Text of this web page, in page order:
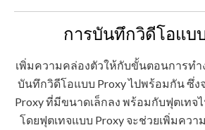
การบันทึกวิดีโอแบ
เพิ่มความคล่องตัวให้กับขั้นตอนการท
บันทึกวิดีโอแบบ Proxy ไปพร้อมกัน ซึ่ง
Proxy ที่มีขนาดเล็กลง พร้อมกับฟุตเทจ
โดยฟุตเทจแบบ Proxy จะช่วยเพิ่มควา